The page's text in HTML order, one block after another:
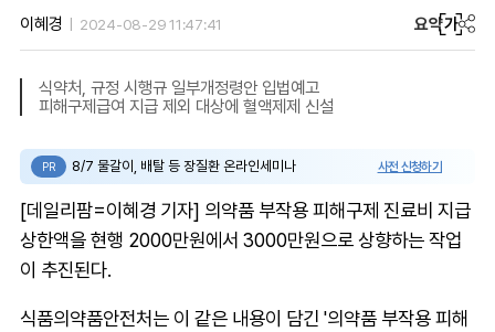
이혜경 2024-08-29 11:47:41 요약가
식약처, 규정 시행규 일부개정령안 입법예고
피해구제급여 지급 제외 대상에 혈액제제 신설
PR 8/7 물갈이, 배탈 등 장질환 온라인세미나 사전 신청하기
[데일리팜=이혜경 기자] 의약품 부작용 피해구제 진료비 지급
상한액을 현행 2000만원에서 3000만원으로 상향하는 작업
이 추진된다.
식품의약품안전처는 이 같은 내용이 담긴 '의약품 부작용 피해